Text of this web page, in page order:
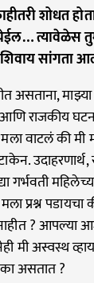
शोधत
येईल… त्यावेळेस
सांगता
असताना,
आणि राजकीय
वाटलं की
गर्भवती
प्रश्न पडायचा
? आपल्या
मी अस्वस्थ
असतात ?